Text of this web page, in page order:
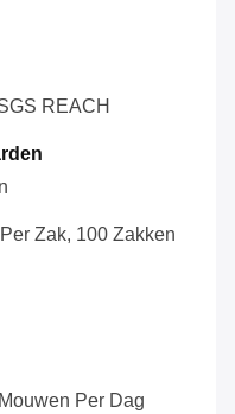
REACH
Zak, 100 Zakken
Per Dag